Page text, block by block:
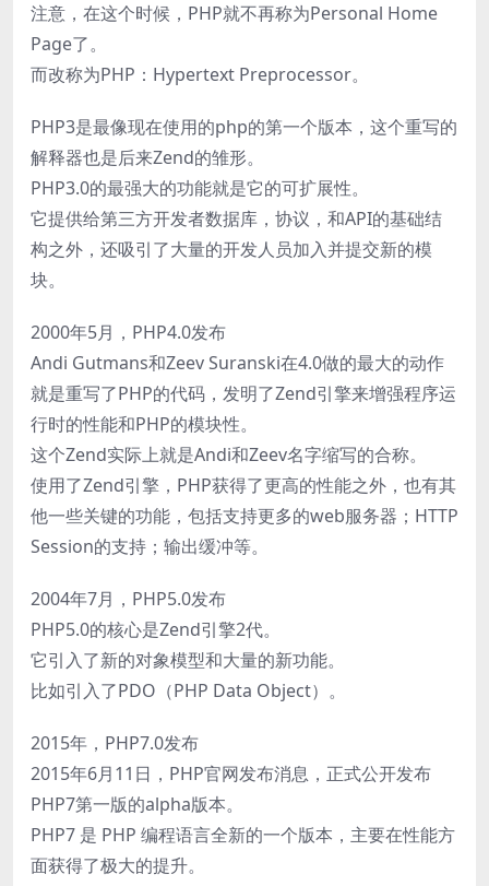
注意，在这个时候，PHP就不再称为Personal Home
Page了。
而改称为PHP：Hypertext Preprocessor。
PHP3是最像现在使用的php的第一个版本，这个重写的
解释器也是后来Zend的雏形。
PHP3.0的最强大的功能就是它的可扩展性。
它提供给第三方开发者数据库，协议，和API的基础结
构之外，还吸引了大量的开发人员加入并提交新的模
块。
2000年5月，PHP4.0发布
Andi Gutmans和Zeev Suranski在4.0做的最大的动作
就是重写了PHP的代码，发明了Zend引擎来增强程序运
行时的性能和PHP的模块性。
这个Zend实际上就是Andi和Zeev名字缩写的合称。
使用了Zend引擎，PHP获得了更高的性能之外，也有其
他一些关键的功能，包括支持更多的web服务器；HTTP
Session的支持；输出缓冲等。
2004年7月，PHP5.0发布
PHP5.0的核心是Zend引擎2代。
它引入了新的对象模型和大量的新功能。
比如引入了PDO（PHP Data Object）。
2015年，PHP7.0发布
2015年6月11日，PHP官网发布消息，正式公开发布
PHP7第一版的alpha版本。
PHP7 是 PHP 编程语言全新的一个版本，主要在性能方
面获得了极大的提升。